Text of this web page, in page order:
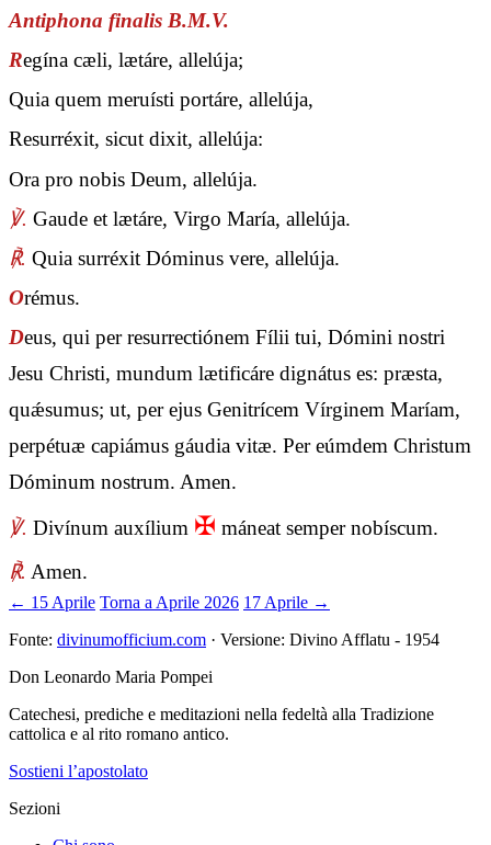
Antiphona finalis B.M.V.
Regína cæli, lætáre, allelúja;
Quia quem meruísti portáre, allelúja,
Resurréxit, sicut dixit, allelúja:
Ora pro nobis Deum, allelúja.
℣. Gaude et lætáre, Virgo María, allelúja.
℟. Quia surréxit Dóminus vere, allelúja.
Orémus.
Deus, qui per resurrectiónem Fílii tui, Dómini nostri
Jesu Christi, mundum lætificáre dignátus es: præsta,
quǽsumus; ut, per ejus Genitrícem Vírginem Maríam,
perpétuæ capiámus gáudia vitæ. Per eúmdem Christum
Dóminum nostrum. Amen.
℣. Divínum auxílium ✠ máneat semper nobíscum.
℟. Amen.
← 15 Aprile Torna a Aprile 2026 17 Aprile →
Fonte: divinumofficium.com · Versione: Divino Afflatu - 1954
Don Leonardo Maria Pompei
Catechesi, prediche e meditazioni nella fedeltà alla Tradizione
cattolica e al rito romano antico.
Sostieni l’apostolato
Sezioni